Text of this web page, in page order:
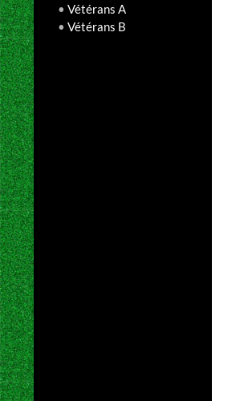
• Vétérans A
• Vétérans B